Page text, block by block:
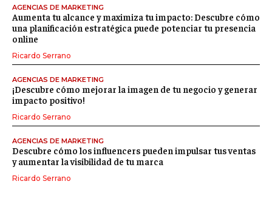
AGENCIAS DE MARKETING
Aumenta tu alcance y maximiza tu impacto: Descubre cómo
una planificación estratégica puede potenciar tu presencia
online
Ricardo Serrano
AGENCIAS DE MARKETING
¡Descubre cómo mejorar la imagen de tu negocio y generar
impacto positivo!
Ricardo Serrano
AGENCIAS DE MARKETING
Descubre cómo los influencers pueden impulsar tus ventas
y aumentar la visibilidad de tu marca
Ricardo Serrano